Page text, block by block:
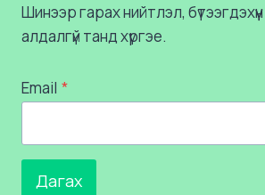
Шинээр гарах нийтлэл,
алдалгүй танд хүргэе.
Email *
Дагах